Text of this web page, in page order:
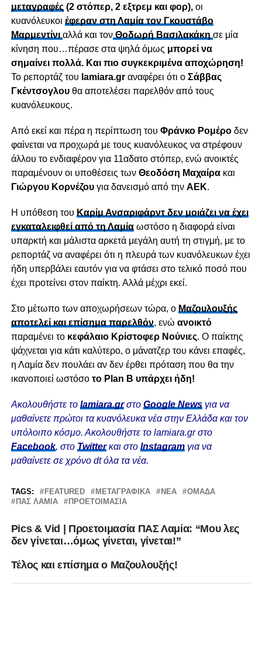
μεταγραφές (2 στόπερ, 2 εξτρεμ και φορ),οι
κυανόλευκοι έφεραν στη Λαμία τον Γκουστάβο
Μαρμεντίνι αλλά και τονΘοδωρή Βασιλακάκη σε μία
κίνηση που…πέρασε στα ψηλά όμως μπορεί να
σημαίνει πολλά. Και πιο συγκεκριμένα αποχώρηση!
Το ρεπορτάζ του lamiara.grαναφέρει ότι ο Σάββας
Γκέντσογλουθα αποτελέσει παρελθόν από τους
κυανόλευκους.
Aπό εκεί και πέρα η περίπτωση του Φράνκο Ρομέροδεν
φαίνεται να προχωρά με τους κυανόλευκος να στρέφουν
άλλου το ενδιαφέρον για 11αδατο στόπερ, ενώ ανοικτές
παραμένουν οι υποθέσεις των Θεοδόση Μαχαίρακαι
Γιώργου Κορνέζουγια δανεισμό από την ΑΕΚ.
Η υπόθεση του Καρίμ Ανσαριφάρντ δεν μοιάζει να έχει
εγκαταλειφθεί από τη Λαμίαωστόσο η διαφορά είναι
υπαρκτή και μάλιστα αρκετά μεγάλη αυτή τη στιγμή, με το
ρεπορτάζ να αναφέρει ότι η πλευρά των κυανόλευκων έχει
ήδη υπερβάλει εαυτόν για να φτάσει στο τελικό ποσό που
έχει προτείνει στον παίκτη. Αλλά μέχρι εκεί.
Στο μέτωπο των αποχωρήσεων τώρα, ο Μαζουλουξής
αποτελεί και επίσημα παρελθόν, ενώ ανοικτό
παραμένει το κεφάλαιο Κρίστοφερ Νούνιες. Ο παίκτης
ψάχνεται για κάτι καλύτερο, ο μάνατζερ του κάνει επαφές,
η Λαμία δεν πουλάει αν δεν έρθει πρόταση που θα την
ικανοποιεί ωστόσο το Plan B υπάρχει ήδη!
Ακολουθήστε το lamiara.grστο Google Newsγια να
μαθαίνετε πρώτοι τα κυανόλευκα νέα στην Ελλάδα και τον
υπόλοιπο κόσμο. Ακολουθήστε το lamiara.gr στο
Facebook, στο Twitterκαι στο Instagram για να
μαθαίνετε σε χρόνο dt όλα τα νέα.
TAGS: FEATURED ΜΕΤΑΓΡΑΦΙΚΆ ΝΈΑ
ΟΜΆΔΑ
ΠΑΣ ΛΑΜΙΑ
ΠΡΟΕΤΟΙΜΑΣΊΑ
Pics & Vid | Προετοιμασία ΠΑΣ Λαμία: “Μου λες
δεν γίνεται…όμως γίνεται, γίνεται!”
Τέλος και επίσημα ο Μαζουλουξής!